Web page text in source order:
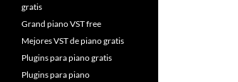
gratis
Grand piano VST free
Mejores VST de piano gratis
Plugins para piano gratis
Plugins para piano